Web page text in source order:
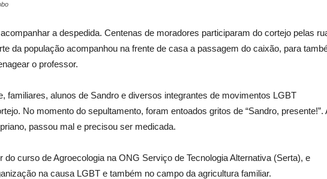
a despedida. Centenas de moradores participaram do cortejo pelas
da população acompanhou na frente de casa a passagem do caixão, para
o professor.
familiares, alunos de Sandro e diversos integrantes de movimentos LGBT
No momento do sepultamento, foram entoados gritos de “Sandro, presente!”.
passou mal e precisou ser medicada.
do curso de Agroecologia na ONG Serviço de Tecnologia Alternativa (Serta), e
na causa LGBT e também no campo da agricultura familiar.